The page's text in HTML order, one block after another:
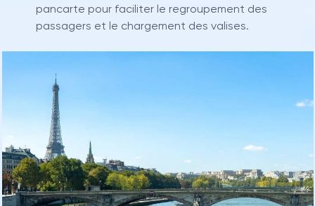
pancarte pour faciliter le regroupement des
passagers et le chargement des valises.